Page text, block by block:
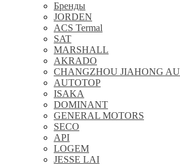
Бренды
JORDEN
ACS Termal
SAT
MARSHALL
AKRADO
CHANGZHOU JIAHONG
AUTOTOP
ISAKA
DOMINANT
GENERAL MOTORS
SECO
API
LOGEM
JESSE LAI